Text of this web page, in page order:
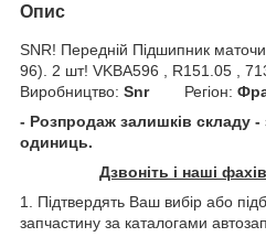
Опис
SNR! Передній Підшипник
96). 2 шт! VKBA596 , R151.05 ,
Виробництво: SnrРегіон:
- Розпродаж залишків складу -
одиниць.
Дзвоніть і наші
1. Підтвердять Ваш вибір або
запчастину за каталогами